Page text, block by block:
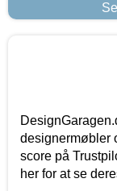
designermøbler
score på
her for at se